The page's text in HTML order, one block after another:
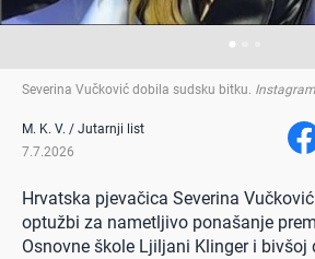
Severina Vučković dobila sudsku bitku. Instagram
M. K. V. / Jutarnji list
7.7.2026
Hrvatska pjevačica Severina
optužbi za nametljivo ponašanje
Osnovne škole Ljiljani Klinger i bivšoj